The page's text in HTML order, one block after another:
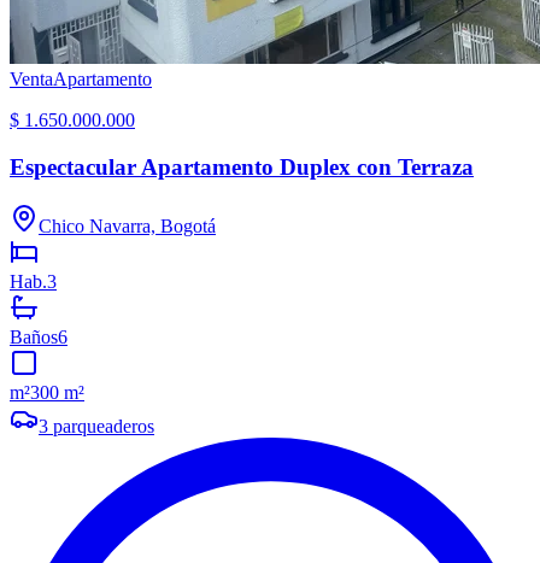
VentaApartamento
$ 1.650.000.000
Espectacular Apartamento Duplex con Terraza
Chico Navarra, Bogotá
Hab.3
Baños6
m²300 m²
3 parqueaderos